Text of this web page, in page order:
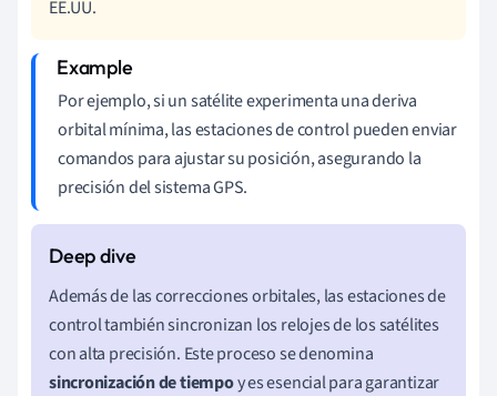
EE.UU.
Por ejemplo, si un satélite experimenta una deriva
orbital mínima, las estaciones de control pueden enviar
comandos para ajustar su posición, asegurando la
precisión del sistema GPS.
Además de las correcciones orbitales, las estaciones de
control también sincronizan los relojes de los satélites
con alta precisión. Este proceso se denomina
sincronización de tiempoy es esencial para garantizar